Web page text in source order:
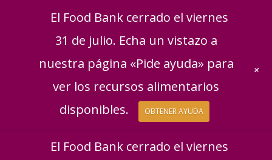
Español Consigue ayuda
El Food Bank cerrado el viernes
El Food Bank cerrado el viernes
31 de julio. Echa un vistazo a
nuestra página «Pide ayuda» para
ver los recursos alimentarios
disponibles.
OBTENER AYUDA
+